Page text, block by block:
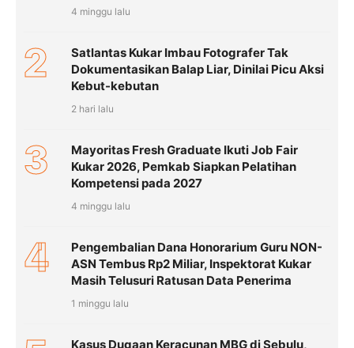
4 minggu lalu
2
Satlantas Kukar Imbau Fotografer Tak
Dokumentasikan Balap Liar, Dinilai Picu Aksi
Kebut-kebutan
2 hari lalu
3
Mayoritas Fresh Graduate Ikuti Job Fair
Kukar 2026, Pemkab Siapkan Pelatihan
Kompetensi pada 2027
4 minggu lalu
4
Pengembalian Dana Honorarium Guru NON-
ASN Tembus Rp2 Miliar, Inspektorat Kukar
Masih Telusuri Ratusan Data Penerima
1 minggu lalu
Kasus Dugaan Keracunan MBG di Sebulu,